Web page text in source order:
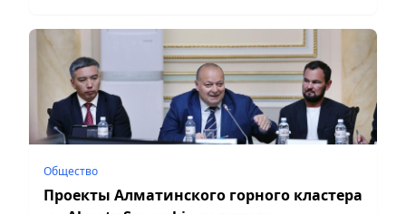
Общество
Проекты Алматинского горного кластера